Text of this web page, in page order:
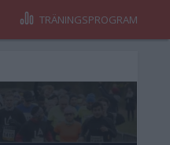
TRÄNINGSPROGRAM